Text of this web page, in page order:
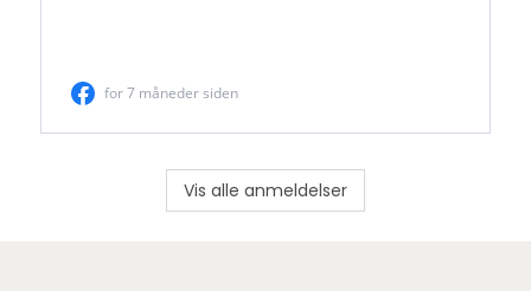
Vis alle anmeldelser